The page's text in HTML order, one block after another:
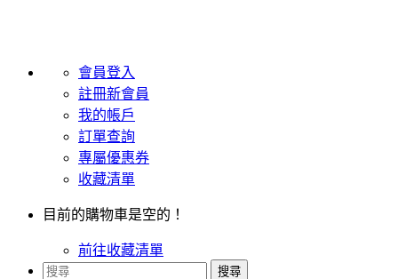
會員登入
註冊新會員
我的帳戶
訂單查詢
專屬優惠券
收藏清單
目前的購物車是空的！
前往收藏清單
搜尋